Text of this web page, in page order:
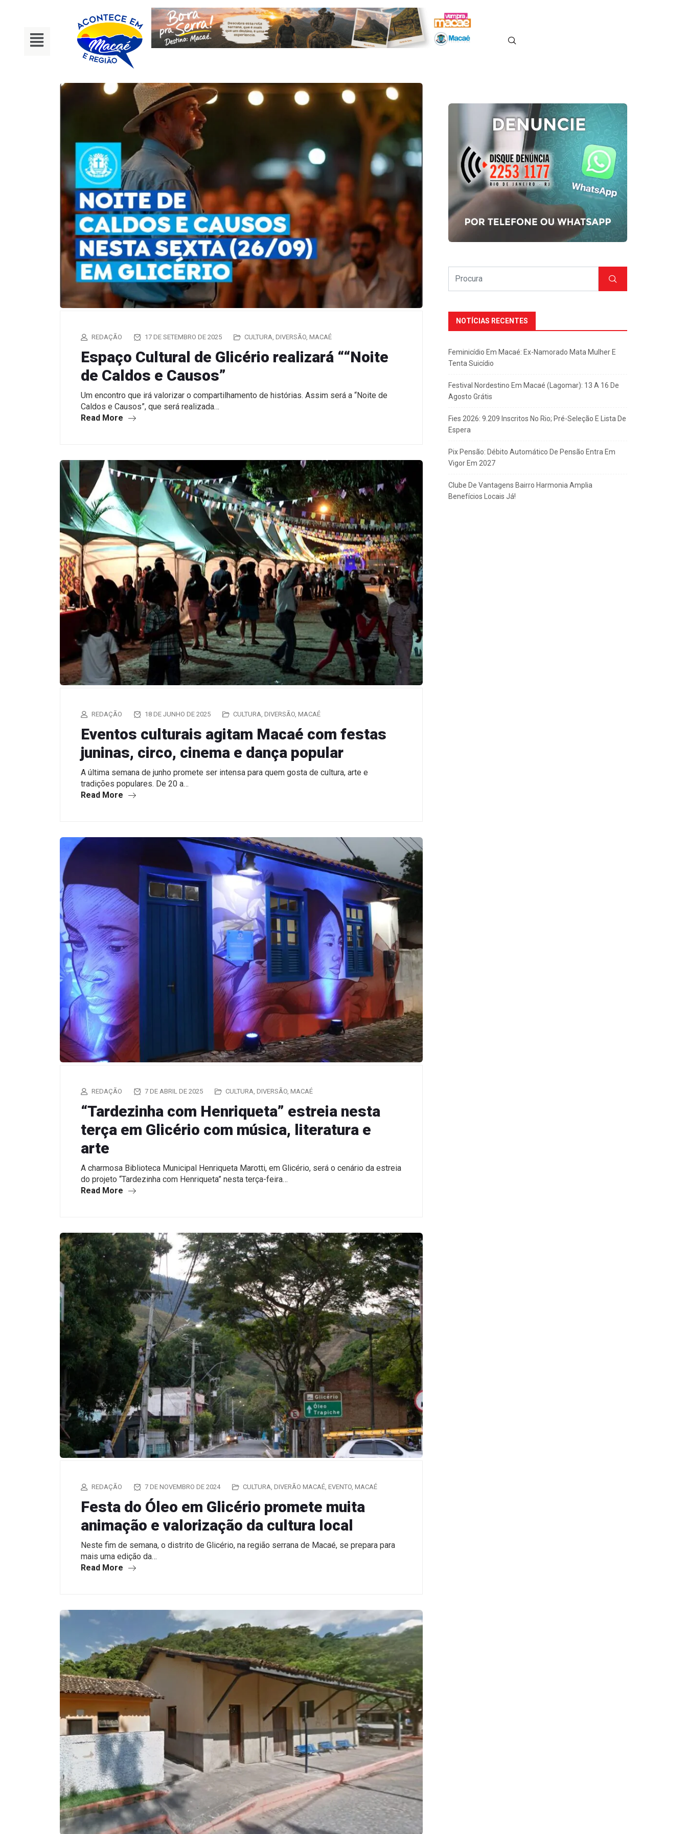
REDAÇÃO 17 DE SETEMBRO DE 2025 CULTURA DIVERSÃO MACAÉ
Espaço Cultural de Glicério realizará ““Noite
de Caldos e Causos”
Um encontro que irá valorizar o compartilhamento de histórias. Assim será a “Noite de
Caldos e Causos”, que será realizada…
Read More
REDAÇÃO 18 DE JUNHO DE 2025 CULTURA DIVERSÃO MACAÉ
Eventos culturais agitam Macaé com festas
juninas, circo, cinema e dança popular
A última semana de junho promete ser intensa para quem gosta de cultura, arte e
tradições populares. De 20 a…
Read More
REDAÇÃO 7 DE ABRIL DE 2025 CULTURA, DIVERSÃO, MACAÉ
“Tardezinha com Henriqueta” estreia nesta
terça em Glicério com música, literatura e
arte
A charmosa Biblioteca Municipal Henriqueta Marotti, em Glicério, será o cenário da estreia
do projeto “Tardezinha com Henriqueta” nesta terça-feira…
Read More
REDAÇÃO 7 DE NOVEMBRO DE 2024 CULTURA, DIVERÃO MACAÉ, EVENTO, MACAÉ
Festa do Óleo em Glicério promete muita
animação e valorização da cultura local
Neste fim de semana, o distrito de Glicério, na região serrana de Macaé, se prepara para
mais uma edição da…
Read More
NOTÍCIAS RECENTES
Feminicídio Em Macaé: Ex-Namorado Mata Mulher E
Tenta Suicídio
Festival Nordestino Em Macaé (Lagomar): 13 A 16 De
Agosto Grátis
Fies 2026: 9.209 Inscritos No Rio; Pré-Seleção E Lista De
Espera
Pix Pensão: Débito Automático De Pensão Entra Em
Vigor Em 2027
Clube De Vantagens Bairro Harmonia Amplia
Benefícios Locais Já!